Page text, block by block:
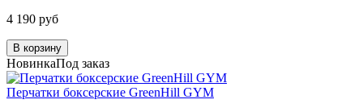
4 190 руб
В корзину
НовинкаПод заказ
Перчатки боксерские GreenHill GYM